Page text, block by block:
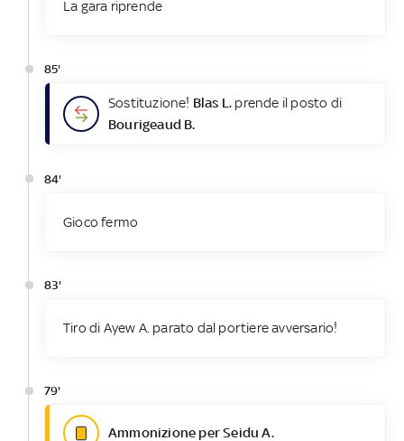
La gara riprende
85'
Sostituzione! Blas L. prende il posto di
Bourigeaud B.
84'
Gioco fermo
83'
Tiro di Ayew A. parato dal portiere avversario!
79'
Ammonizione per Seidu A.